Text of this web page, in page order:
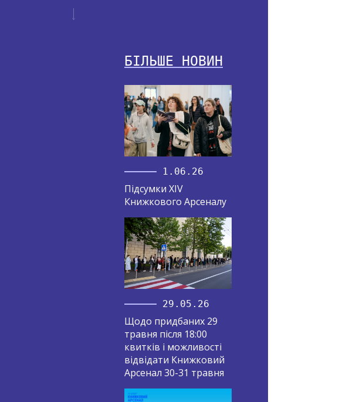
БІЛЬШЕ НОВИН
1.06.26
Підсумки XIV
Книжкового Арсеналу
29.05.26
Щодо придбаних 29
травня після 18:00
квитків і можливості
відвідати Книжковий
Арсенал 30-31 травня